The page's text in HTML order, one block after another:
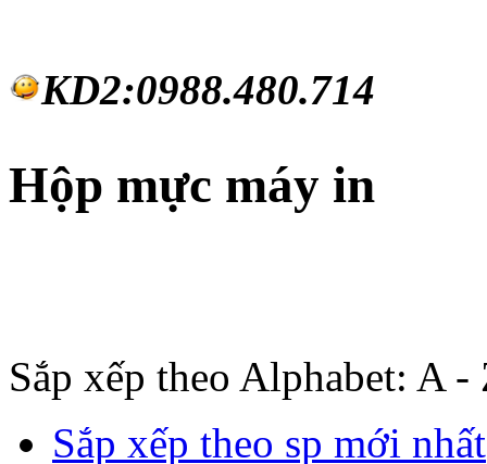
KD2:0988.480.714
Hộp mực máy in
Sắp xếp theo Alphabet: A -
Sắp xếp theo sp mới nhất